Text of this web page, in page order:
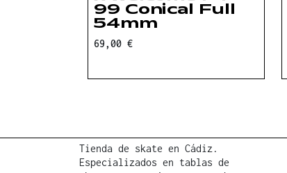
99 Conical Full
54mm
69,00 €
Tienda de skate en Cádiz.
Especializados en tablas de